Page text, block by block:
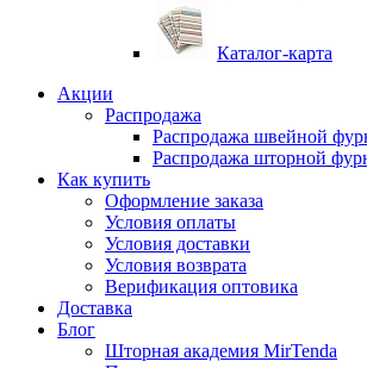
Каталог-карта
Акции
Распродажа
Распродажа швейной
Распродажа шторной
Как купить
Оформление заказа
Условия оплаты
Условия доставки
Условия возврата
Верификация оптовика
Доставка
Блог
Шторная академия MirTenda